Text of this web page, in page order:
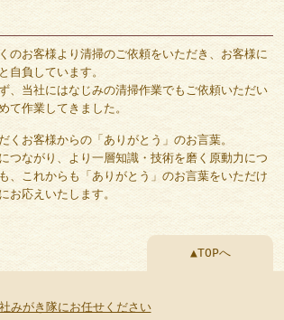
のお客様より清掃のご依頼をいただき、お客様に
自負しています。
、当社にはなじみの清掃作業でもご依頼いただい
て作業してきました。
くお客様からの「ありがとう」のお言葉。
つながり、より一層知識・技術を磨く原動力につ
、これからも「ありがとう」のお言葉をいただけ
お応えいたします。
▲TOPへ
みがき隊にお任せください